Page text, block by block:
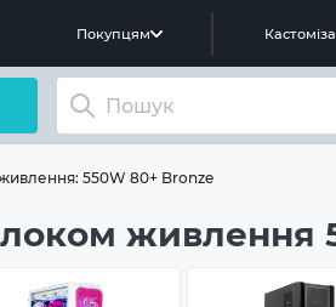
Покупцям
550W 80+ Bronze
живлення